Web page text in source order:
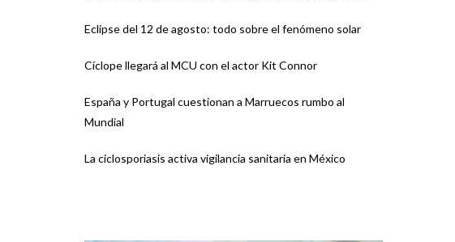
Eclipse del 12 de agosto: todo sobre el fenómeno solar
Cíclope llegará al MCU con el actor Kit Connor
España y Portugal cuestionan a Marruecos rumbo al
Mundial
La ciclosporiasis activa vigilancia sanitaria en México